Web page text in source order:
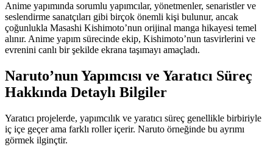
Anime yapımında sorumlu yapımcılar, yönetmenler, senaristler ve
seslendirme sanatçıları gibi birçok önemli kişi bulunur, ancak
çoğunlukla Masashi Kishimoto’nun orijinal manga hikayesi temel
alınır. Anime yapım sürecinde ekip, Kishimoto’nun tasvirlerini ve
evrenini canlı bir şekilde ekrana taşımayı amaçladı.
Naruto’nun Yapımcısı ve Yaratıcı Süreç
Hakkında Detaylı Bilgiler
Yaratıcı projelerde, yapımcılık ve yaratıcı süreç genellikle birbiriyle
iç içe geçer ama farklı roller içerir. Naruto örneğinde bu ayrımı
görmek ilginçtir.